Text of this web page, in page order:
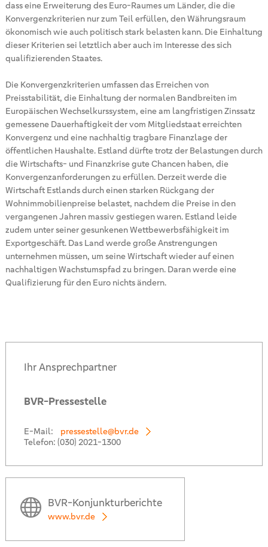
dass eine Erweiterung des Euro-Raumes um Länder, die die
Konvergenzkriterien nur zum Teil erfüllen, den Währungsraum
ökonomisch wie auch politisch stark belasten kann. Die Einhaltung
dieser Kriterien sei letztlich aber auch im Interesse des sich
qualifizierenden Staates.
Die Konvergenzkriterien umfassen das Erreichen von
Preisstabilität, die Einhaltung der normalen Bandbreiten im
Europäischen Wechselkurssystem, eine am langfristigen Zinssatz
gemessene Dauerhaftigkeit der vom Mitgliedstaat erreichten
Konvergenz und eine nachhaltig tragbare Finanzlage der
öffentlichen Haushalte. Estland dürfte trotz der Belastungen durch
die Wirtschafts- und Finanzkrise gute Chancen haben, die
Konvergenzanforderungen zu erfüllen. Derzeit werde die
Wirtschaft Estlands durch einen starken Rückgang der
Wohnimmobilienpreise belastet, nachdem die Preise in den
vergangenen Jahren massiv gestiegen waren. Estland leide
zudem unter seiner gesunkenen Wettbewerbsfähigkeit im
Exportgeschäft. Das Land werde große Anstrengungen
unternehmen müssen, um seine Wirtschaft wieder auf einen
nachhaltigen Wachstumspfad zu bringen. Daran werde eine
Qualifizierung für den Euro nichts ändern.
Ihr Ansprechpartner
BVR-Pressestelle
E-Mail:
pressestelle@bvr.de
Telefon: (030) 2021-1300
BVR-Konjunkturberichte
www.bvr.de